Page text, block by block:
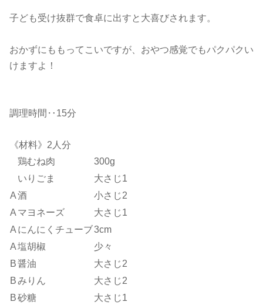
子ども受け抜群で食卓に出すと大喜びされます。
おかずにももってこいですが、おやつ感覚でもパクパクい
けますよ！
調理時間‥15分
《材料》2人分
鶏むね肉
300g
いりごま
大さじ1
A酒
小さじ2
A マヨネーズ
大さじ1
A にんにくチューブ3cm
A塩胡椒
少々
B醤油
大さじ2
Bみりん
大さじ2
B砂糖
大さじ1